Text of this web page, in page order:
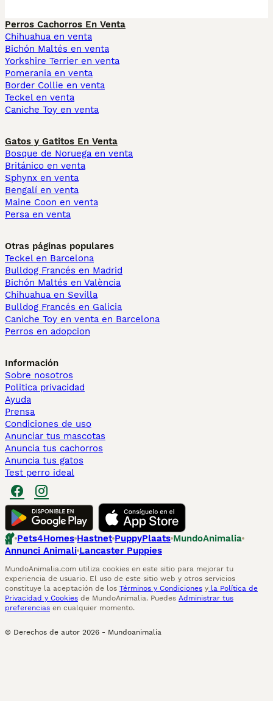
Perros Cachorros En Venta
Chihuahua en venta
Bichón Maltés en venta
Yorkshire Terrier en venta
Pomerania en venta
Border Collie en venta
Teckel en venta
Caniche Toy en venta
Gatos y Gatitos En Venta
Bosque de Noruega en venta
Británico en venta
Sphynx en venta
Bengalí en venta
Maine Coon en venta
Persa en venta
Otras páginas populares
Teckel en Barcelona
Bulldog Francés en Madrid
Bichón Maltés en València
Chihuahua en Sevilla
Bulldog Francés en Galicia
Caniche Toy en venta en Barcelona
Perros en adopcion
Información
Sobre nosotros
Politica privacidad
Ayuda
Prensa
Condiciones de uso
Anunciar tus mascotas
Anuncia tus cachorros
Anuncia tus gatos
Test perro ideal
Pets4Homes Hastnet PuppyPlaats MundoAnimalia
Annunci Animali Lancaster Puppies
MundoAnimalia.com utiliza cookies en este sitio para mejorar tu
experiencia de usuario. El uso de este sitio web y otros servicios
constituye la aceptación de los Términos y Condiciones y la Política de
Privacidad y Cookies de MundoAnimalia. Puedes Administrar tus
preferencias en cualquier momento.
© Derechos de autor 2026 - Mundoanimalia